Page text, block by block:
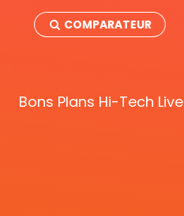
COMPARATEUR
Bons Plans Hi-Tech Live